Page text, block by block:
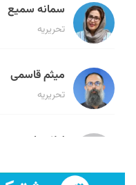
سمانه سمیع
تحریریه
میثم قاسمی
تحریریه
لیلا حنارود